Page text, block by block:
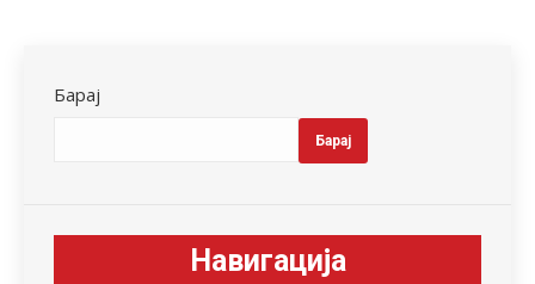
Барај
Барај
Навигација